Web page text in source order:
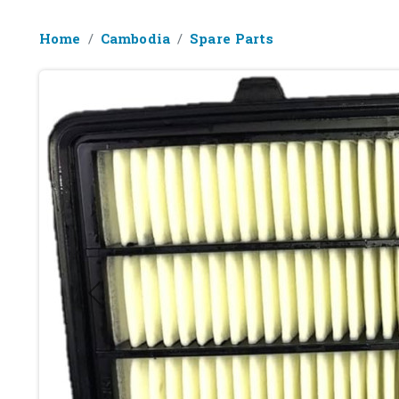
Home Cambodia Spare Parts
Previous